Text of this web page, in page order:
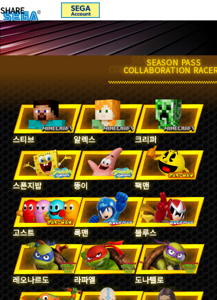
SEASON PASS
COLLABORATION
SEASON PASS
COLLABORATION RACERS
스티브 알렉스 크리퍼
스폰지밥 뚱이 팩맨
고스트 록맨 블루스
레오나르도 라파엘 도나텔로